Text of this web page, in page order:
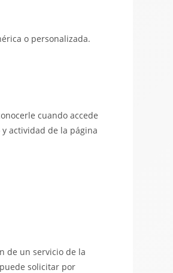
o personalizada.
cuando accede
actividad de la página
de un servicio de la
solicitar por